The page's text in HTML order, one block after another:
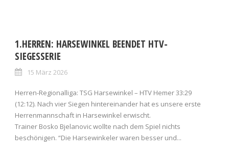
1.HERREN: HARSEWINKEL BEENDET HTV-
SIEGESSERIE
15 März 2026
Herren-Regionalliga: TSG Harsewinkel – HTV Hemer 33:29
(12:12). Nach vier Siegen hintereinander hat es unsere erste
Herrenmannschaft in Harsewinkel erwischt.
Trainer Bosko Bjelanovic wollte nach dem Spiel nichts
beschönigen. “Die Harsewinkeler waren besser und...